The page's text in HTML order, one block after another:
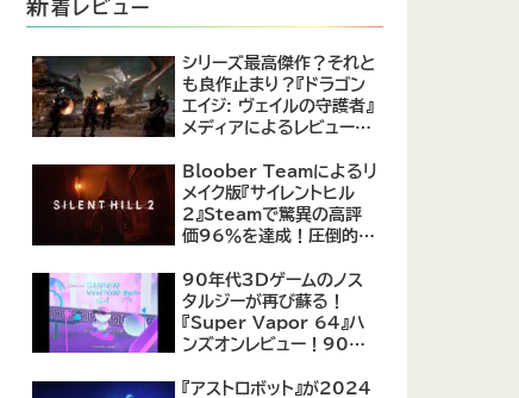
新着レビュー
シリーズ最高傑作？それと
も良作止まり？『ドラゴン
エイジ: ヴェイルの守護者』
メディアによるレビューが
ラクター育成システムは好
評、戦闘システムは賛否あ
り
Bloober Teamによるリ
メイク版『サイレントヒル
2』Steamで驚異の高評
価96％を達成！圧倒的な
の復活
90年代3Dゲームのノス
タルジーが再び蘇る！
『Super Vapor 64』ハ
ンズオンレビュー！90年
再現したノスタルジックア
『アストロボット』が2024